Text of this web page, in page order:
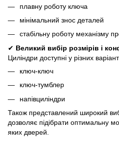
плавну роботу ключа
мінімальний знос деталей
стабільну роботу механізму
✔ Великий вибір розмірів і
Циліндри доступні у різних
ключ-ключ
ключ-тумблер
напівциліндри
Також представлений широкий
дозволяє підібрати оптимальну
яких дверей.